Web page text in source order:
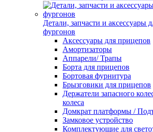
Детали, запчасти и аксессуары
фургонов
Аксессуары для прицепов
Амортизаторы
Аппарели/ Трапы
Борта для прицепов
Бортовая фурнитура
Брызговики для прицепов
Держатели запасного
колеса
Домкрат платформы /
Замковое устройство
Комплектующие для